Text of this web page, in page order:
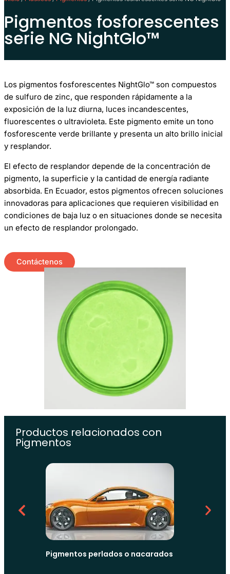
Pigmentos fosforescentes
serie NG NightGlo™
Los pigmentos fosforescentes NightGlo™ son compuestos
de sulfuro de zinc, que responden rápidamente a la
exposición de la luz diurna, luces incandescentes,
fluorescentes o ultravioleta. Este pigmento emite un tono
fosforescente verde brillante y presenta un alto brillo inicial
y resplandor.
El efecto de resplandor depende de la concentración de
pigmento, la superficie y la cantidad de energía radiante
absorbida. En Ecuador, estos pigmentos ofrecen soluciones
innovadoras para aplicaciones que requieren visibilidad en
condiciones de baja luz o en situaciones donde se necesita
un efecto de resplandor prolongado.
Contáctenos
Productos relacionados con
Pigmentos
Pigmentos perlados o nacarados
Ezentus